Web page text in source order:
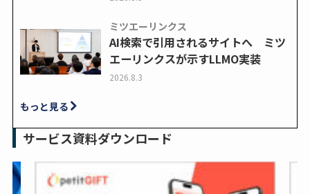
ミツエーリンクス
AI検索で引用されるサイトへ ミツ
エーリンクスが示すLLMO実装
2026.8.3
もっと見る
サービス資料ダウンロード